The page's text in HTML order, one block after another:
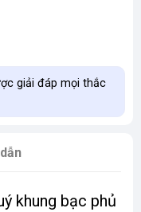
giải đáp mọi thắc
khung bạc phủ